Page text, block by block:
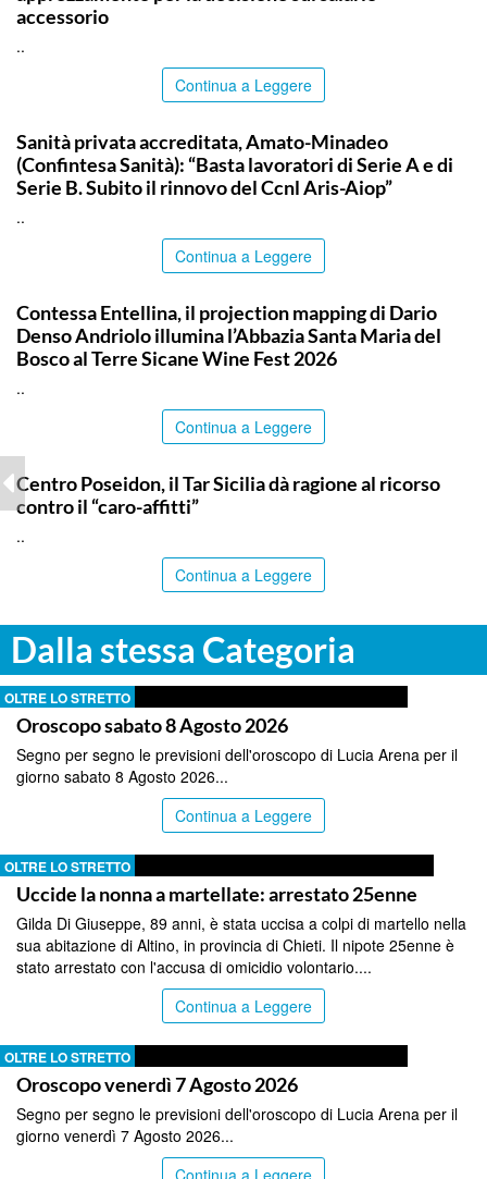
accessorio
..
Continua a Leggere
Sanità privata accreditata, Amato-Minadeo
(Confintesa Sanità): “Basta lavoratori di Serie A e di
Serie B. Subito il rinnovo del Ccnl Aris-Aiop”
..
Continua a Leggere
Contessa Entellina, il projection mapping di Dario
Denso Andriolo illumina l’Abbazia Santa Maria del
Bosco al Terre Sicane Wine Fest 2026
..
Continua a Leggere
COMMUNITY
Centro Poseidon, il Tar Sicilia dà ragione al ricorso
contro il “caro-affitti”
..
Continua a Leggere
Dalla stessa Categoria
OLTRE LO STRETTO
Oroscopo sabato 8 Agosto 2026
Segno per segno le previsioni dell'oroscopo di Lucia Arena per il
giorno sabato 8 Agosto 2026...
Continua a Leggere
OLTRE LO STRETTO
Uccide la nonna a martellate: arrestato 25enne
Gilda Di Giuseppe, 89 anni, è stata uccisa a colpi di martello nella
sua abitazione di Altino, in provincia di Chieti. Il nipote 25enne è
stato arrestato con l'accusa di omicidio volontario....
Continua a Leggere
OLTRE LO STRETTO
Oroscopo venerdì 7 Agosto 2026
Segno per segno le previsioni dell'oroscopo di Lucia Arena per il
giorno venerdì 7 Agosto 2026...
Continua a Leggere